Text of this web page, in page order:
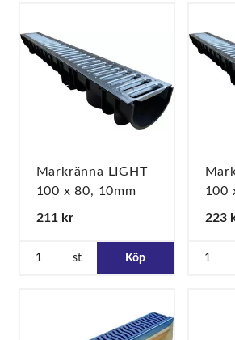
Markränna LIGHT
100 x 80, 10mm
Galvaniserat
211 kr
st Köp
100
223